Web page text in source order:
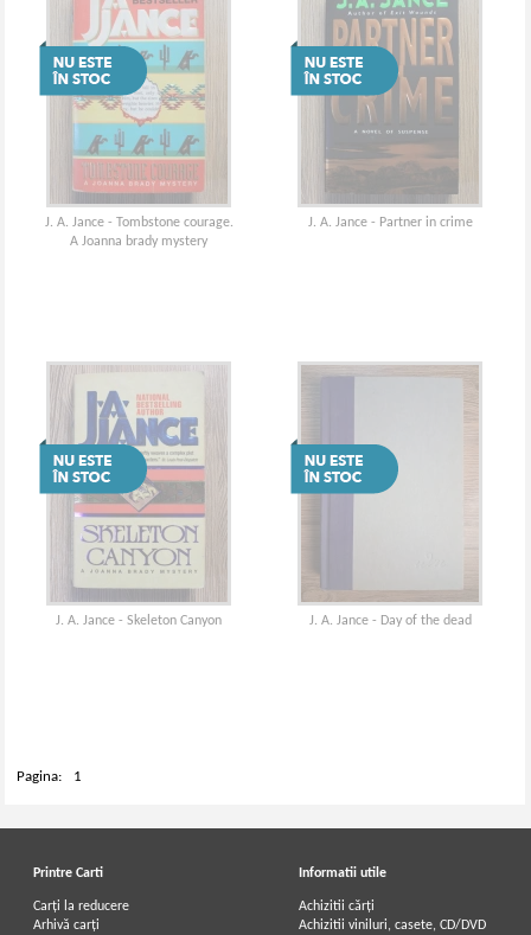
J. A. Jance - Tombstone courage.
A Joanna brady mystery
J. A. Jance - Partner in crime
J. A. Jance - Skeleton Canyon J. A. Jance - Day of the dead
Pagina: 1
Printre Carti
Carți la reducere
Arhivă carți
Informatii utile
Achizitii cărți
Achizitii viniluri, casete, CD/DVD